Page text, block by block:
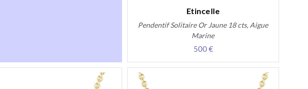
Etincelle
Pendentif Solitaire Or Jaune 18 cts, Aigue
Marine
500 €